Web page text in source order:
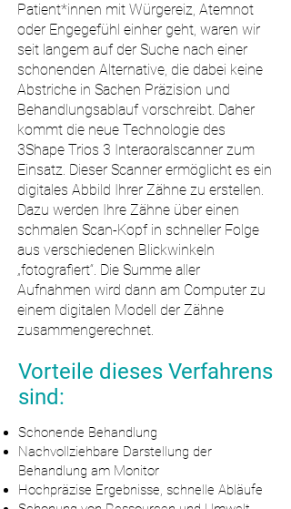
Patient*innen mit Würgereiz, Atemnot
oder Engegefühl einher geht, waren wir
seit langem auf der Suche nach einer
schonenden Alternative, die dabei keine
Abstriche in Sachen Präzision und
Behandlungsablauf vorschreibt. Daher
kommt die neue Technologie des
3Shape Trios 3 Interaoralscanner zum
Einsatz. Dieser Scanner ermöglicht es ein
digitales Abbild Ihrer Zähne zu erstellen.
Dazu werden Ihre Zähne über einen
schmalen Scan-Kopf in schneller Folge
aus verschiedenen Blickwinkeln
„fotografiert“. Die Summe aller
Aufnahmen wird dann am Computer zu
einem digitalen Modell der Zähne
zusammengerechnet.
Vorteile dieses Verfahrens
sind:
Schonende Behandlung
Nachvollziehbare Darstellung der
Behandlung am Monitor
Hochpräzise Ergebnisse, schnelle Abläufe